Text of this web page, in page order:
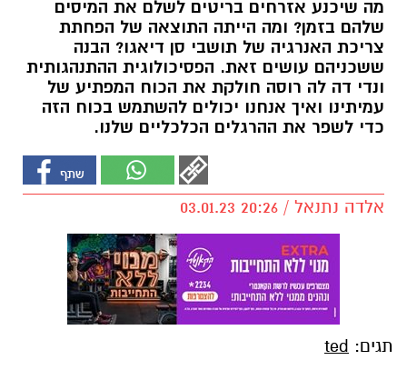
מה שיכנע אזרחים בריטים לשלם את המיסים
שלהם בזמן? ומה הייתה התוצאה של הפחתת
צריכת האנרגיה של תושבי סן דיאגו? הבנה
ששכניהם עושים זאת. הפסיכולוגית ההתנהגותית
ונדי דה לה רוסה חולקת את הכוח המפתיע של
עמיתינו ואיך אנחנו יכולים להשתמש בכוח הזה
כדי לשפר את ההרגלים הכלכליים שלנו.
אלדה נתנאל / 20:26 03.01.23
תגים: ted